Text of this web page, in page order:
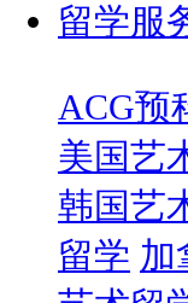
留学服
ACG预
美国艺
韩国艺
留学 加